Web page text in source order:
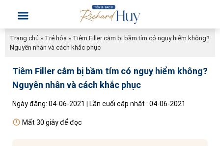
Trang chủ » Trẻ hóa » Tiêm Filler cằm bị bầm tím có nguy hiểm không?
Nguyên nhân và cách khắc phục
Tiêm Filler cằm bị bầm tím có nguy hiểm không?
Nguyên nhân và cách khắc phục
Ngày đăng: 04-06-2021 | Lần cuối cập nhật : 04-06-2021
Mất 30 giây để đọc